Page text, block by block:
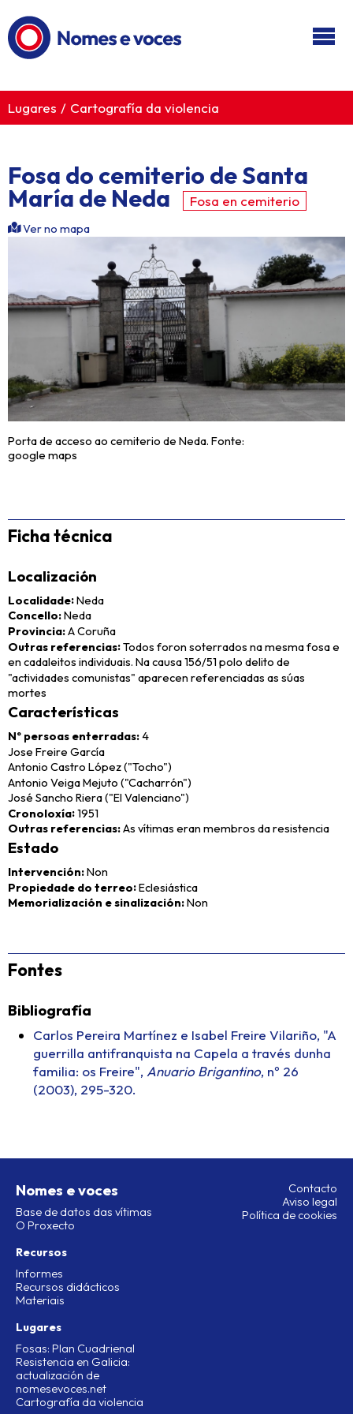
Lugares Cartografía da violencia
Fosa do cemiterio de Santa
María de Neda Fosa en cemiterio
Ver no mapa
Porta de acceso ao cemiterio de Neda. Fonte:
google maps
Ficha técnica
Localización
Localidade Neda
Concello Neda
Provincia A Coruña
Outras referencias Todos foron soterrados na mesma fosa e
en cadaleitos individuais. Na causa 156/51 polo delito de
"actividades comunistas" aparecen referenciadas as súas
mortes
Características
Nº persoas enterradas 4
Jose Freire García
Antonio Castro López ("Tocho")
Antonio Veiga Mejuto ("Cacharrón")
José Sancho Riera ("El Valenciano")
Cronoloxía 1951
Outras referencias As vítimas eran membros da resistencia
Estado
Intervención Non
Propiedade do terreo Eclesiástica
Memorialización e sinalización Non
Fontes
Bibliografía
Carlos Pereira Martínez e Isabel Freire Vilariño, "A
guerrilla antifranquista na Capela a través dunha
familia: os Freire", Anuario Brigantino, nº 26
(2003), 295-320.
Nomes e voces
Base de datos das vítimas
O Proxecto
Recursos
Informes
Recursos didácticos
Materiais
Lugares
Fosas: Plan Cuadrienal
Resistencia en Galicia:
actualización de
nomesevoces.net
Cartografía da violencia
Contacto
Aviso legal
Política de cookies